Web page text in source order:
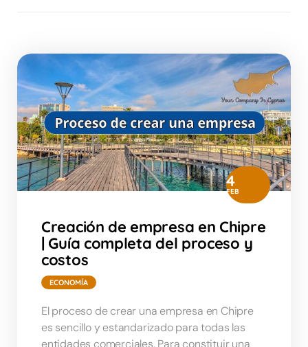
4
FEB
Creación de empresa en Chipre
| Guía completa del proceso y
costos
ECONOMÍA
El proceso de crear una empresa en Chipre
es sencillo y estandarizado para todas las